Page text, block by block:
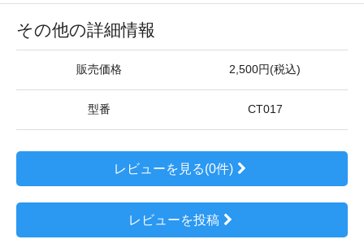
その他の詳細情報
販売価格 2,500円(税込)
型番 CT017
レビューを見る(0件)
レビューを投稿